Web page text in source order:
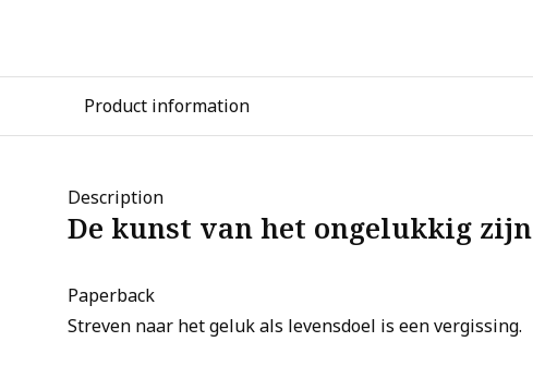
Product information
Description
De kunst van het ongelukkig zijn
Paperback
Streven naar het geluk als levensdoel is een vergissing.